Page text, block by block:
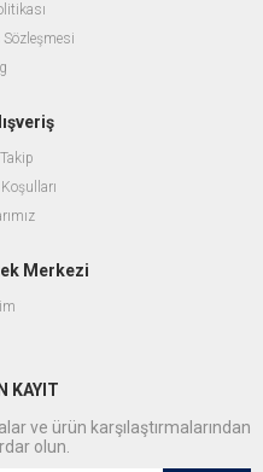
Sözleşmesi
Merkezi
KAYIT
ve ürün karşılaştırmalarından
olun.